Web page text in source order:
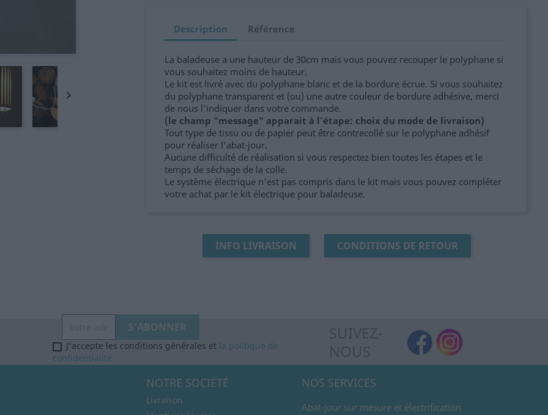

Description Référence
La baladeuse a une hauteur de 30cm mais vous pouvez recouper le polyphane si
vous souhaitez moins de hauteur.
Le kit est livré avec du polyphane blanc et de la bordure écrue. Si vous souhaitez
du polyphane transparent et (ou) une autre couleur de bordure adhésive, merci
de nous l'indiquer dans votre commande.
(le champ "message" apparait à l'étape: choix du mode de livraison)
Tout type de tissu ou de papier peut être contrecollé sur le polyphane adhésif
pour réaliser l'abat-jour.
Aucune difficulté de réalisation si vous respectez bien toutes les étapes et le
temps de séchage de la colle.
Le système électrique n'est pas compris dans le kit mais vous pouvez compléter
votre achat par le kit électrique pour baladeuse.
INFO LIVRAISON CONDITIONS DE RETOUR
J'accepte les conditions générales et la politique de
confidentialité
NOTRE SOCIÉTÉ
Livraison
NOS SERVICES
Abat-jour sur mesure et électrification